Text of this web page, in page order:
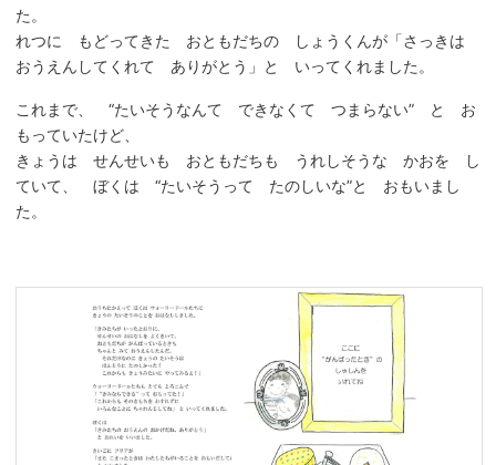
た。
れつに もどってきた おともだちの しょうくんが「さっきは
おうえんしてくれて ありがとう」と いってくれました。
これまで、 “たいそうなんて できなくて つまらない” と お
もっていたけど、
きょうは せんせいも おともだちも うれしそうな かおを し
ていて、 ぼくは “たいそうって たのしいな”と おもいまし
た。